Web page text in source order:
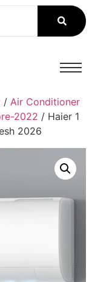
/ Air Conditioner
2022 / Haier 1
2026